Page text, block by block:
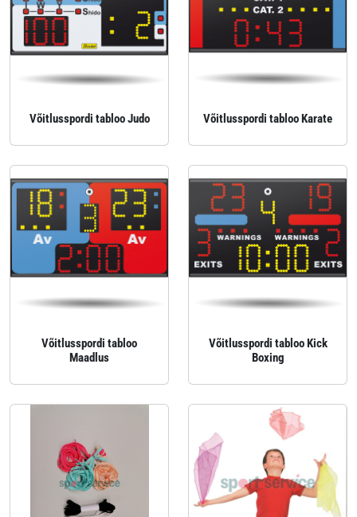
Võitlusspordi tabloo Judo Võitlusspordi tabloo Karate
Võitlusspordi tabloo
Maadlus
Võitlusspordi tabloo Kick
Boxing